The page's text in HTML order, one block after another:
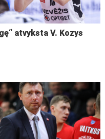
atvyksta V. Kozys